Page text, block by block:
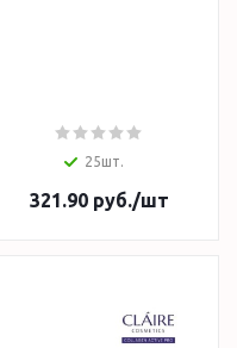
25шт.
321.90руб./шт